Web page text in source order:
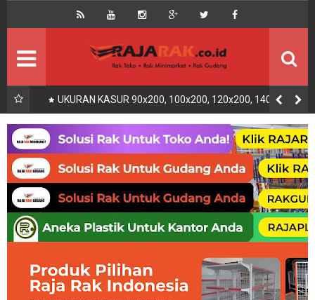
UKURAN KASUR 90x200, 100x200, 120x200, 140x200,
160x200, 180x200 | FUNGSI, MANFAAT DAN KEGUNAAN
Beranda
Kontak About Us
Rak Gudang Rak besi/Rak pallet
Rak Minimarket Supermarket
Produk Lain Peralatan Toko Dll
Artikel Retail & Logistik